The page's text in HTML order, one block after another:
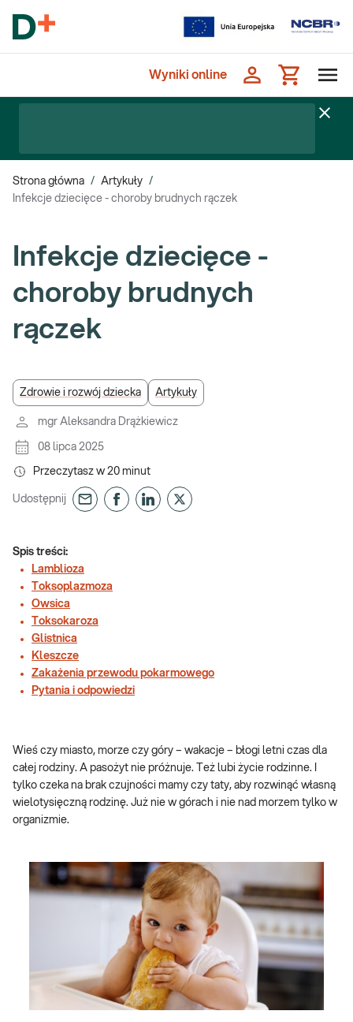
Wyniki online
Strona główna / Artykuły /
Infekcje dziecięce - choroby brudnych rączek
Infekcje dziecięce -
choroby brudnych
rączek
Zdrowie i rozwój dziecka Artykuły
mgr Aleksandra Drążkiewicz
08 lipca 2025
Przeczytasz w 20 minut
Udostępnij
Spis treści:
Lamblioza
Toksoplazmoza
Owsica
Toksokaroza
Glistnica
Kleszcze
Zakażenia przewodu pokarmowego
Pytania i odpowiedzi
Wieś czy miasto, morze czy góry – wakacje – błogi letni czas dla
całej rodziny. A pasożyt nie próżnuje. Też lubi życie rodzinne. I
tylko czeka na brak czujności mamy czy taty, aby rozwinąć własną
wielotysięczną rodzinę. Już nie w górach i nie nad morzem tylko w
organizmie.